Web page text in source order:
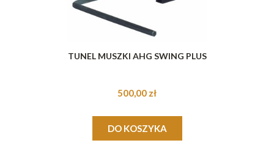
TUNEL MUSZKI AHG SWING PLUS
500,00 zł
DO KOSZYKA